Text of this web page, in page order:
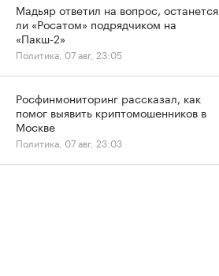
Мадьяр ответил на вопрос, останется
ли «Росатом» подрядчиком на
«Пакш-2»
Политика, 07 авг, 23:05
Росфинмониторинг рассказал, как
помог выявить криптомошенников в
Москве
Политика, 07 авг, 23:03